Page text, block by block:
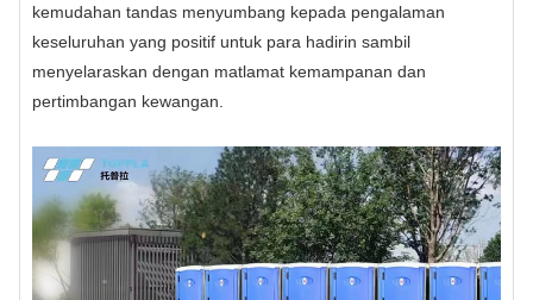
kemudahan tandas menyumbang kepada pengalaman
keseluruhan yang positif untuk para hadirin sambil
menyelaraskan dengan matlamat kemampanan dan
pertimbangan kewangan.